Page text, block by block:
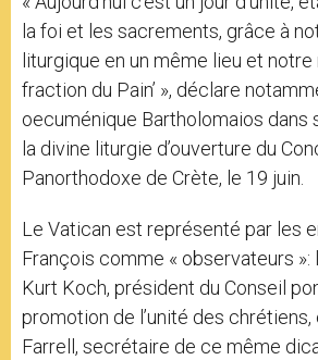
r
la foi et les sacrements, grâce à
liturgique en un même lieu et notre
fraction du Pain’ », déclare
oecuménique Bartholomaios dans
la divine liturgie d’ouverture du
Panorthodoxe de Crète, le 19 juin.
Le Vatican est représenté par les
François comme « observateurs »:
Kurt Koch, président du Conseil
promotion de l’unité des
Farrell, secrétaire de ce même